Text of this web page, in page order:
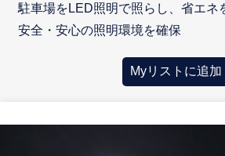
駐車場をLED照明で照らし、省エネ
安全・安心の照明環境を確保
Myリストに追加